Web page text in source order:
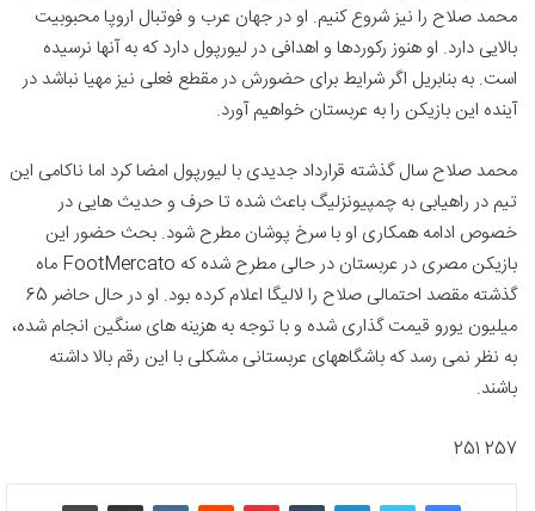
محمد صلاح را نیز شروع کنیم. او در جهان عرب و فوتبال اروپا محبوبیت
بالایی دارد. او هنوز رکوردها و اهدافی در لیورپول دارد که به آنها نرسیده
است. به بنابریل اگر شرایط برای حضورش در مقطع فعلی نیز مهیا نباشد در
آینده این بازیکن را به عربستان خواهیم آورد.
محمد صلاح سال گذشته قرارداد جدیدی با لیورپول امضا کرد اما ناکامی این
تیم در راهیابی به چمپیونزلیگ باعث شده تا حرف و حدیث هایی در
خصوص ادامه همکاری او با سرخ پوشان مطرح شود. بحث حضور این
بازیکن مصری در عربستان در حالی مطرح شده که FootMercato ماه
گذشته مقصد احتمالی صلاح را لالیگا اعلام کرده بود. او در حال حاضر 65
میلیون یورو قیمت گذاری شده و با توجه به هزینه های سنگین انجام شده،
به نظر نمی رسد که باشگاههای عربستانی مشکلی با این رقم بالا داشته
باشند.
257 251